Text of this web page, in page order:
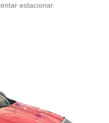
estacionar.